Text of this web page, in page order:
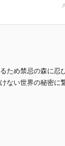
ため禁忌の森に忍
ない世界の秘密に